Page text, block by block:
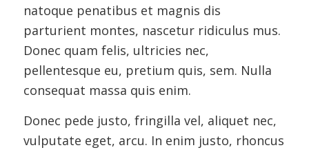
natoque penatibus et magnis dis
parturient montes, nascetur ridiculus mus.
Donec quam felis, ultricies nec,
pellentesque eu, pretium quis, sem. Nulla
consequat massa quis enim.
Donec pede justo, fringilla vel, aliquet nec,
vulputate eget, arcu. In enim justo, rhoncus